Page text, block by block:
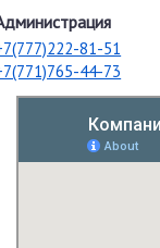
81-51
44-73